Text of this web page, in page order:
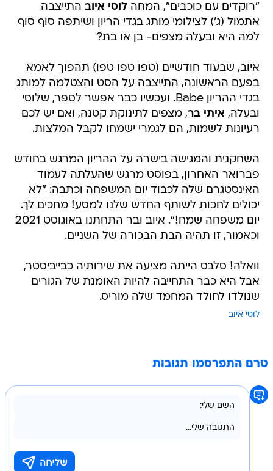
"רוקדים עם כוכבים", המחהלוסי איוב התייצבה
אתמול (ג') לצילומי מותג בגדי הריון ושיתפה סוף סוף
למה היא ובעלה מצפים- בן או בת?
איוב, שבעוד חודשיים (טפו טפו טפו) תהפוך לאמא
בפעם הראשונה, התייצבה על הסט והצטלמה למותג
בגדי ההריון Babe. ועכשיו כבר אפשר לספר, שלוסי
ובעלה, איתי בר, מצפים לתינוקת קטנה, ואם יש לכם
רעיונות לשמות, הם לגמרי ישמחו לקבל המלצות.
השחקנית והמגישה בישרה על ההריון המרגש בחודש
פברואר האחרון, בפוסט מרגש שהעלתה לעמוד
האינסטגרם שלה לכבוד יום המשפחה וכתבה: "לא
יכולים לחכות לשותף החדש שלנו למסע! מחכים לך.
יום משפחה שמח!". איוב ובר התחתנו באוגוסט 2021
וכאמור, זו תהיה הבת הבכורה של השניים.
וואלה! סלבס הייתה מציעה את שירותיה כבייביסטר,
אבל היא כבר התחייבה להיות האומנת של הגורים
שנולדו לחולד המחמד שלה מוריס.
לוסי איוב
טרם התפרסמו תגובות